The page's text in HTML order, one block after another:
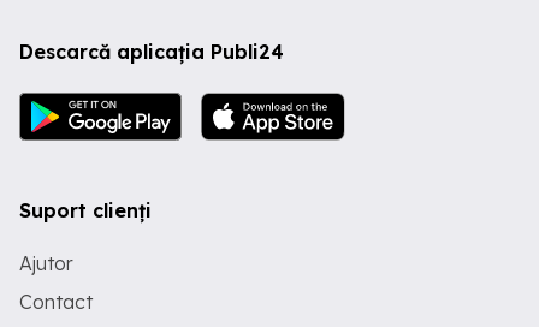
Descarcă aplicația Publi24
Suport clienți
Ajutor
Contact